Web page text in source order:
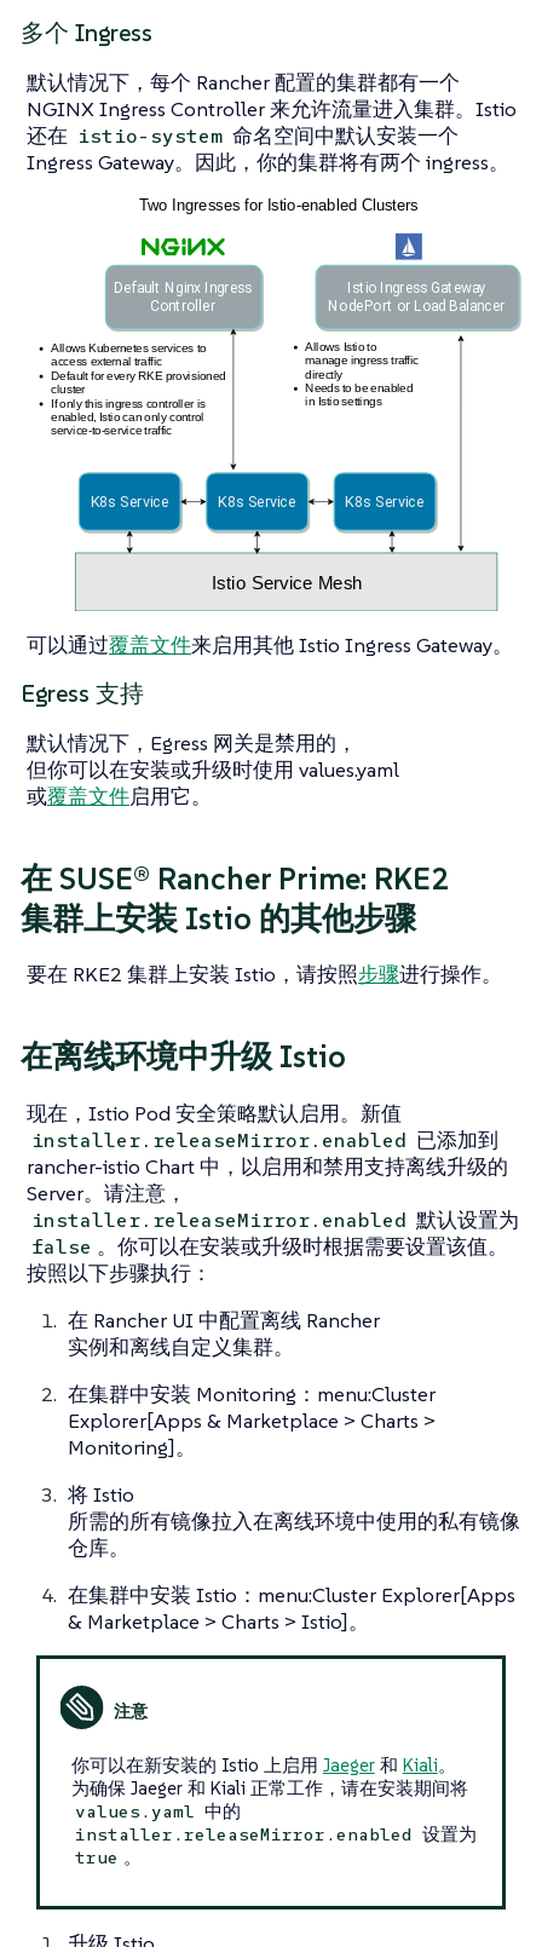
多个 Ingress
默认情况下，每个 Rancher 配置的集群都有一个
NGINX Ingress Controller 来允许流量进入集群。Istio
还在 istio-system 命名空间中默认安装一个
Ingress Gateway。因此，你的集群将有两个 ingress。
可以通过覆盖文件来启用其他 Istio Ingress Gateway。
Egress 支持
默认情况下，Egress 网关是禁用的，
但你可以在安装或升级时使用 values.yaml
或覆盖文件启用它。
在 SUSE® Rancher Prime: RKE2
集群上安装 Istio 的其他步骤
要在 RKE2 集群上安装 Istio，请按照步骤进行操作。
在离线环境中升级 Istio
现在，Istio Pod 安全策略默认启用。新值
installer.releaseMirror.enabled 已添加到
rancher-istio Chart 中，以启用和禁用支持离线升级的
Server。请注意，
installer.releaseMirror.enabled 默认设置为
false 。你可以在安装或升级时根据需要设置该值。
按照以下步骤执行：
在 Rancher UI 中配置离线 Rancher
实例和离线自定义集群。
在集群中安装 Monitoring：menu:Cluster
Explorer[Apps & Marketplace > Charts >
Monitoring]。
将 Istio
所需的所有镜像拉入在离线环境中使用的私有镜像
仓库。
在集群中安装 Istio：menu:Cluster Explorer[Apps
& Marketplace > Charts > Istio]。
你可以在新安装的 Istio 上启用 Jaeger和 Kiali。
为确保 Jaeger 和 Kiali 正常工作，请在安装期间将
values.yaml 中的
installer.releaseMirror.enabled 设置为
true 。